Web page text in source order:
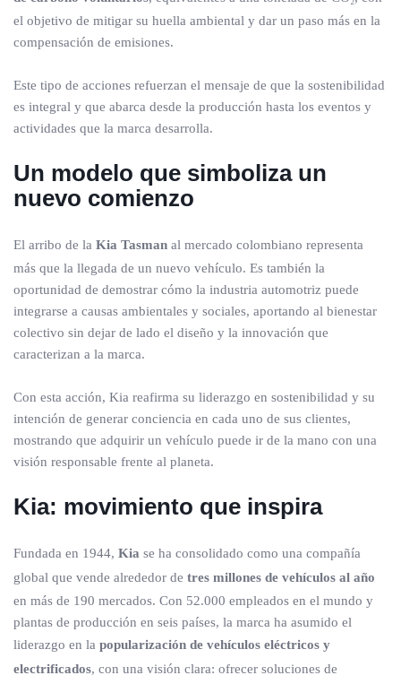
el objetivo de mitigar su huella ambiental y dar un paso más en la
compensación de emisiones.
Este tipo de acciones refuerzan el mensaje de que la sostenibilidad
es integral y que abarca desde la producción hasta los eventos y
actividades que la marca desarrolla.
Un modelo que simboliza un
nuevo comienzo
El arribo de la Kia Tasman al mercado colombiano representa
más que la llegada de un nuevo vehículo. Es también la
oportunidad de demostrar cómo la industria automotriz puede
integrarse a causas ambientales y sociales, aportando al bienestar
colectivo sin dejar de lado el diseño y la innovación que
caracterizan a la marca.
Con esta acción, Kia reafirma su liderazgo en sostenibilidad y su
intención de generar conciencia en cada uno de sus clientes,
mostrando que adquirir un vehículo puede ir de la mano con una
visión responsable frente al planeta.
Kia: movimiento que inspira
Fundada en 1944, Kia se ha consolidado como una compañía
global que vende alrededor de tres millones de vehículos al año
en más de 190 mercados. Con 52.000 empleados en el mundo y
plantas de producción en seis países, la marca ha asumido el
liderazgo en la popularización de vehículos eléctricos y
electrificados, con una visión clara: ofrecer soluciones de